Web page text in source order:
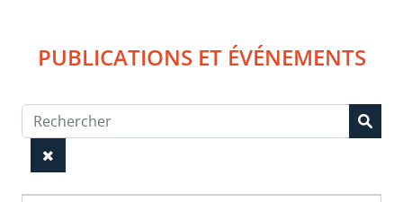
PUBLICATIONS ET ÉVÉNEMENTS